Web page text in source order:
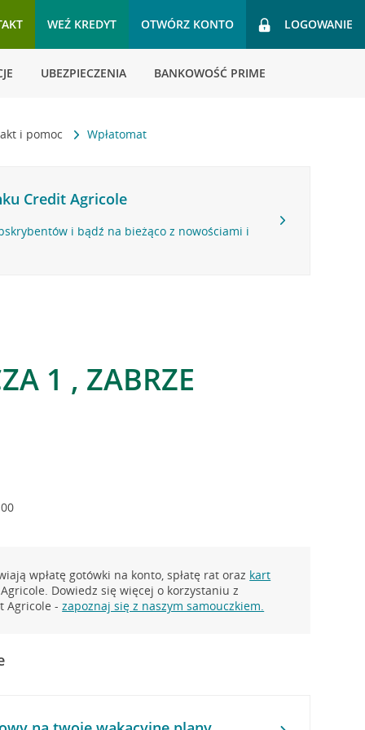
WEŹ KREDYT OTWÓRZ KONTO LOGOWANIE
UBEZPIECZENIA BANKOWOŚĆ PRIME
i pomoc Wpłatomat
Credit Agricole
i bądź na bieżąco z nowościami i
1 , ZABRZE
wpłatę gotówki na konto, spłatę rat oraz kart
Dowiedz się więcej o korzystaniu z
Agricole -zapoznaj się z naszym samouczkiem.